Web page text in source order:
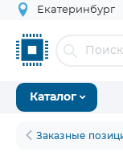
Екатеринбург
Каталог
Заказные